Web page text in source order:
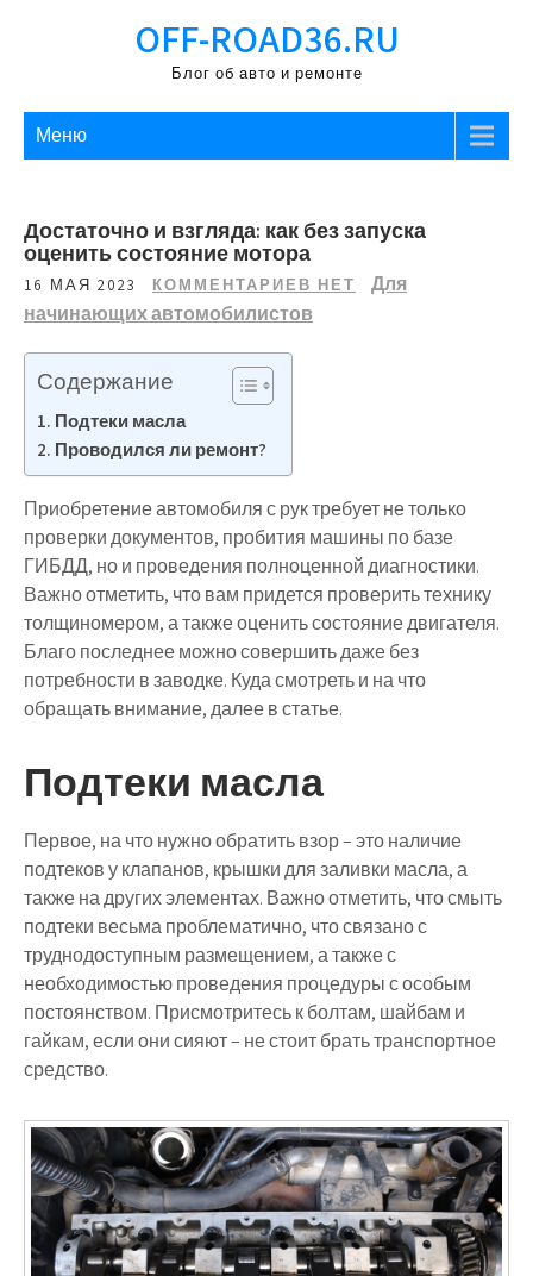
OFF-ROAD36.RU
Блог об авто и ремонте
Меню
Достаточно и взгляда: как без запуска
оценить состояние мотора
16 МАЯ 2023 КОММЕНТАРИЕВ НЕТ
Для
начинающих автомобилистов
Содержание
Подтеки масла
Проводился ли ремонт?
Приобретение автомобиля с рук требует не только
проверки документов, пробития машины по базе
ГИБДД, но и проведения полноценной диагностики.
Важно отметить, что вам придется проверить технику
толщиномером, а также оценить состояние двигателя.
Благо последнее можно совершить даже без
потребности в заводке. Куда смотреть и на что
обращать внимание, далее в статье.
Подтеки масла
Первое, на что нужно обратить взор – это наличие
подтеков у клапанов, крышки для заливки масла, а
также на других элементах. Важно отметить, что смыть
подтеки весьма проблематично, что связано с
труднодоступным размещением, а также с
необходимостью проведения процедуры с особым
постоянством. Присмотритесь к болтам, шайбам и
гайкам, если они сияют – не стоит брать транспортное
средство.